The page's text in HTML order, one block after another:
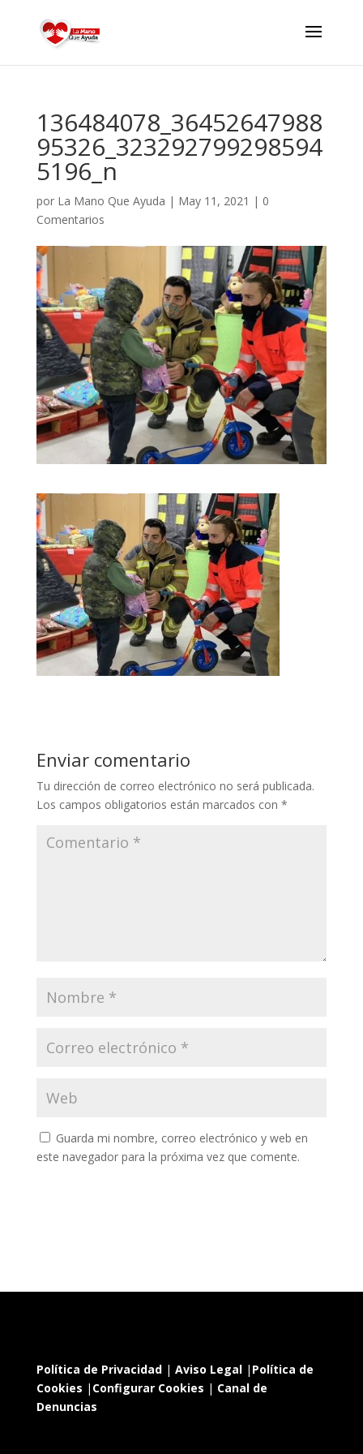
136484078_36452647988
95326_323292799298594
5196_n
por La Mano Que Ayuda | May 11, 2021 | 0
Comentarios
Enviar comentario
Tu dirección de correo electrónico no será publicada.
Los campos obligatorios están marcados con *
Guarda mi nombre, correo electrónico y web en
este navegador para la próxima vez que comente.
Política de Privacidad| Aviso Legal| Política de
Cookies | Configurar Cookies | Canal de
Denuncias